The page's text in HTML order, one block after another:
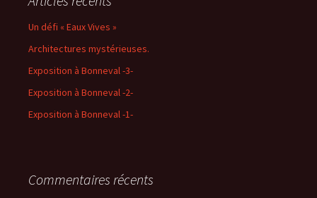
Un défi « Eaux Vives »
Architectures mystérieuses.
Exposition à Bonneval -3-
Exposition à Bonneval -2-
Exposition à Bonneval -1-
Commentaires récents